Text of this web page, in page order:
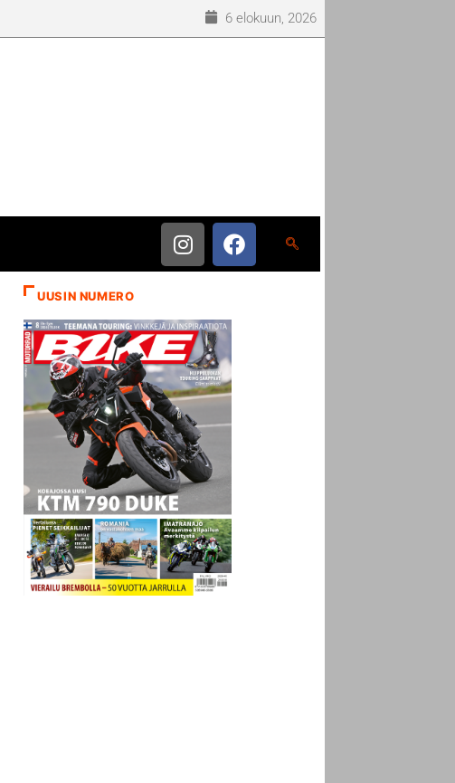
6 elokuun, 2026
UUSIN NUMERO